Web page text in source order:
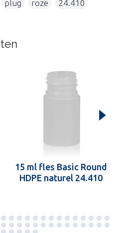
plug roze 24.410
15 ml fles Basic Round
HDPE naturel 24.410